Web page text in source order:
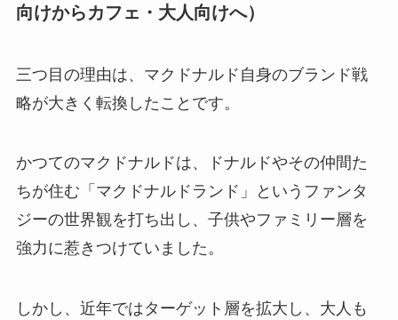
向けからカフェ・大人向けへ）
三つ目の理由は、マクドナルド自身のブランド戦
略が大きく転換したことです。
かつてのマクドナルドは、ドナルドやその仲間た
ちが住む「マクドナルドランド」というファンタ
ジーの世界観を打ち出し、子供やファミリー層を
強力に惹きつけていました。
しかし、近年ではターゲット層を拡大し、大人も